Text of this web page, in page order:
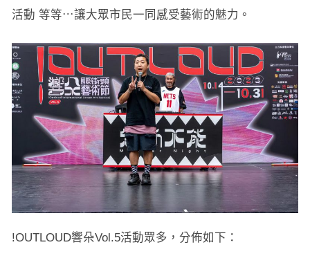
活動 等等⋯讓大眾市民一同感受藝術的魅力。
!OUTLOUD響朵Vol.5活動眾多，分佈如下：